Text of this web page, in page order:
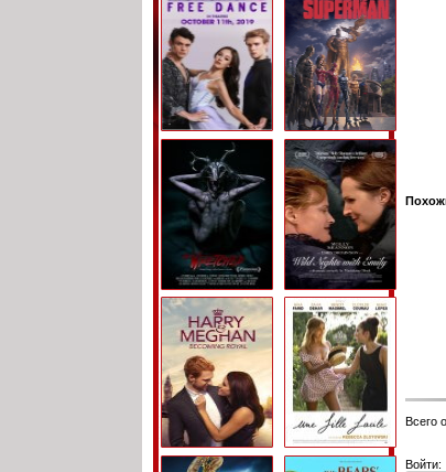
Всего
Войти: